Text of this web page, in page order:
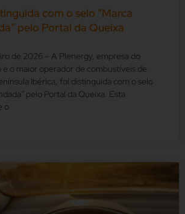
com o selo “Marca
pelo Portal da Queixa
de 2026 – A Plenergy, empresa do
o maior operador de combustíveis de
Ibérica, foi distinguida com o selo
pelo Portal da Queixa. Esta
o